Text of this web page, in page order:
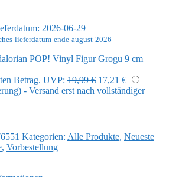
war:
19,99 €
ist:
17,21 €.
2026-06-29
lieferdatum-ende-august-2026
POP! Vinyl Figur Grogu 9 cm
Betrag. UVP: 19,99€ Ursprünglicher
Preis
17,21 €Aktueller
Preis
- Versand erst nach vollständiger
Kategorien: Alle Produkte, Neueste
, Vorbestellung